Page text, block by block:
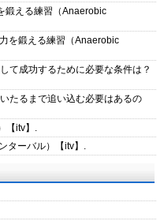
える練習（Anaerobic
を鍛える練習（Anaerobic
て成功するために必要な条件は？
たるまで追い込む必要はあるの
itv】.
ターバル）【itv】.